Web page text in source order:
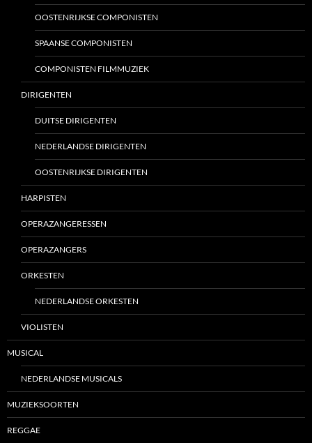
OOSTENRIJKSE COMPONISTEN
SPAANSE COMPONISTEN
COMPONISTEN FILMMUZIEK
DIRIGENTEN
DUITSE DIRIGENTEN
NEDERLANDSE DIRIGENTEN
OOSTENRIJKSE DIRIGENTEN
HARPISTEN
OPERAZANGERESSEN
OPERAZANGERS
ORKESTEN
NEDERLANDSE ORKESTEN
VIOLISTEN
MUSICAL
NEDERLANDSE MUSICALS
MUZIEKSOORTEN
REGGAE